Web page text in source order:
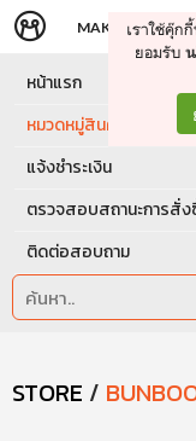
จัดการรถเข็น ดำ
MAKERSเราใช้คุ๊ก
ยอมรับ
หน้าแรก
หมวดหมู่สินค้า
แจ้งชำระเงิน
ตรวจสอบสถานะการสั่ง
ติดต่อสอบถาม
STORE /